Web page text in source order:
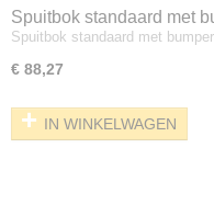
Spuitbok standaard met
Spuitbok standaard met
€ 88,27
IN WINKELWAGEN